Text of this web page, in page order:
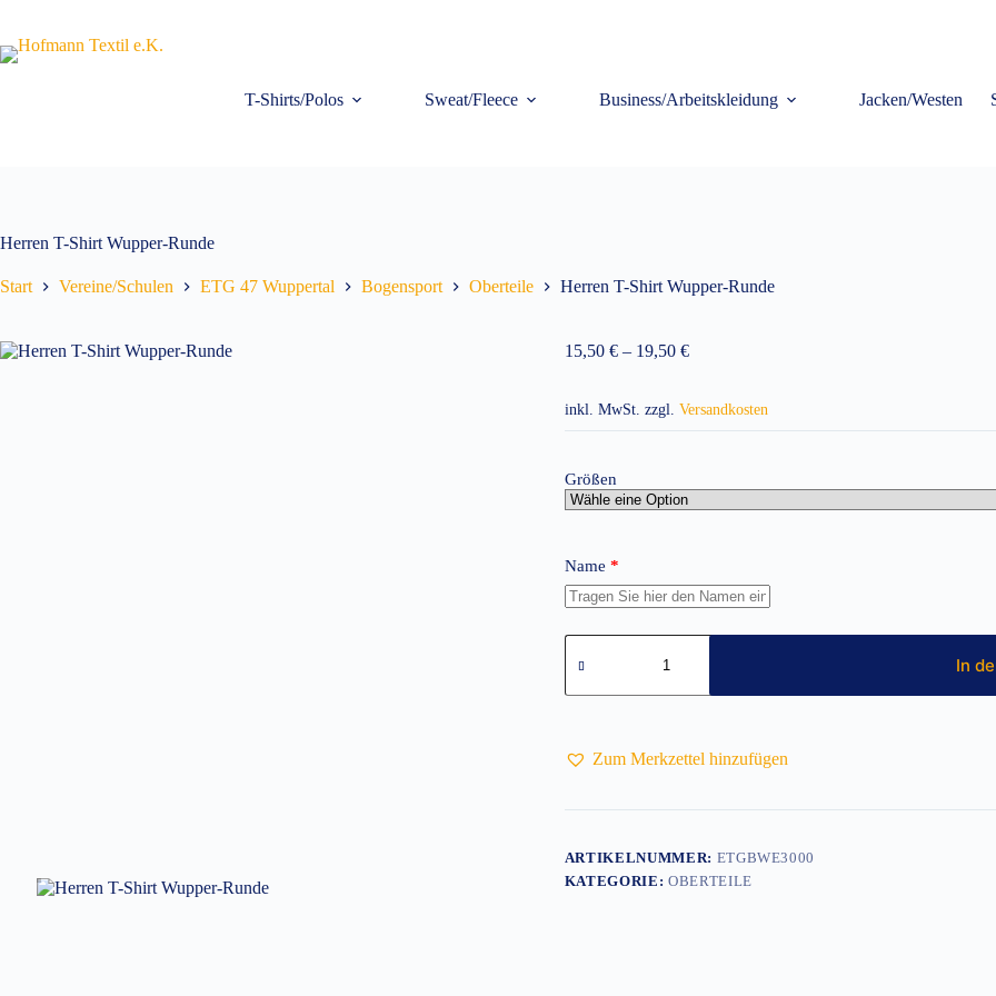
springen
T-Shirts/Polos Sweat/Fleece Business/Arbeitskleidung Jacken/Westen
Herren T-Shirt Wupper-Runde
Start Vereine/Schulen ETG 47 Wuppertal Bogensport Oberteile Herren T-Shirt Wupper-Runde
15,50 €– 19,50 €
inkl. MwSt. zzgl. Versandkosten
Größen
Name *
Herren
Wupper-
In
Zum Merkzettel hinzufügen
ARTIKELNUMMER: ETGBWE3000
KATEGORIE: OBERTEILE